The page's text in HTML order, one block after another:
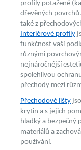
profily potažené
dřevěných
také z
Interiérové profily
funkčnost vaší
různými
nejnáročnéjší
spolehlivou
přechody mezi
Přechodové lišty
krytin a s jejich
hladký a bezpečný
materiálů a
používání.